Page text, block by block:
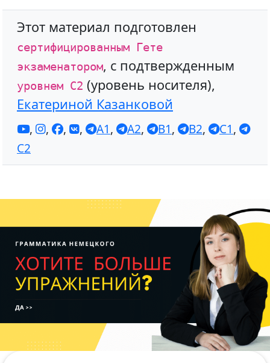
Этот материал подготовлен
сертифицированным Гете
экзаменатором, с подтвержденным
уровнем С2 (уровень носителя),
Екатериной Казанковой
, , , , A1, A2, B1, B2, C1,
C2